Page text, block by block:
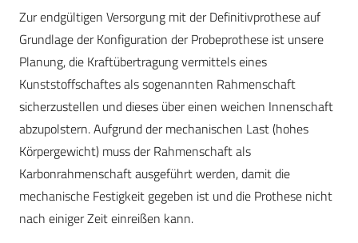
Zur endgültigen Versorgung mit der Definitivprothese auf
Grundlage der Konfiguration der Probeprothese ist unsere
Planung, die Kraftübertragung vermittels eines
Kunststoffschaftes als sogenannten Rahmenschaft
sicherzustellen und dieses über einen weichen Innenschaft
abzupolstern. Aufgrund der mechanischen Last (hohes
Körpergewicht) muss der Rahmenschaft als
Karbonrahmenschaft ausgeführt werden, damit die
mechanische Festigkeit gegeben ist und die Prothese nicht
nach einiger Zeit einreißen kann.